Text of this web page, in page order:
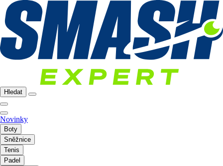
Hledat
Novinky
Boty
Sněžnice
Tenis
Padel